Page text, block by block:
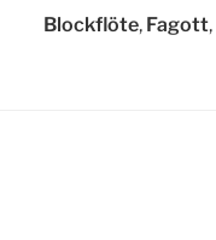
Blockflöte, Fagott,